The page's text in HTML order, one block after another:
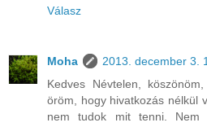
Válasz
Moha
2013. december 3.
Kedves Névtelen,
öröm, hogy hivatkozás nélkül
nem tudok mit tenni. Nem